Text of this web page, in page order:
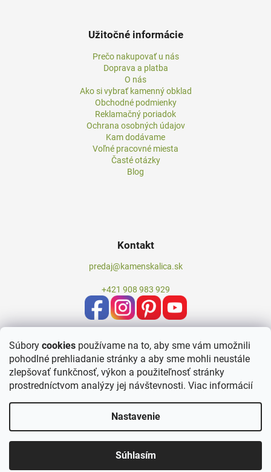
Súbory cookies používame na to, aby sme vám umožnili
pohodlné prehliadanie stránky a aby sme mohli neustále
zlepšovať funkčnosť, výkon a použiteľnosť stránky
prostredníctvom analýzy jej návštevnosti. Viac informácií
Nastavenie
Súhlasím
Užitočné informácie
Prečo nakupovať u nás
Doprava a platba
O nás
Ako si vybrať kamenný obklad
Obchodné podmienky
Reklamačný poriadok
Ochrana osobných údajov
Kam dodávame
Voľné pracovné miesta
Časté otázky
Blog
Kontakt
predaj@kamenskalica.sk
+421 908 983 929
Vytvoril Shoptet
Kameň Skalica. Všetky práva vyhradené.